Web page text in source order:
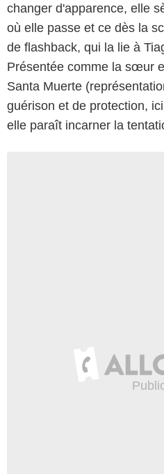
changer d'apparence, elle
où elle passe et ce dès la
de flashback, qui la lie à
Présentée comme la sœur
Santa Muerte
guérison et de protection,
elle paraît incarner la